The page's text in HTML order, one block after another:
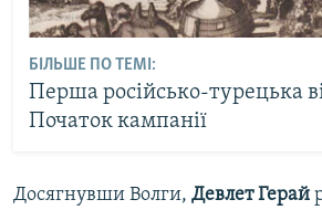
БІЛЬШЕ ПО ТЕМІ:
Перша російсько-турецька
Початок кампанії
Досягнувши Волги, Девлет Герай